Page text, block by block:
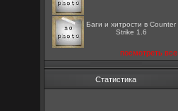
Баги и хитрости в Counter
Strike 1.6
посмотреть все
Статистика